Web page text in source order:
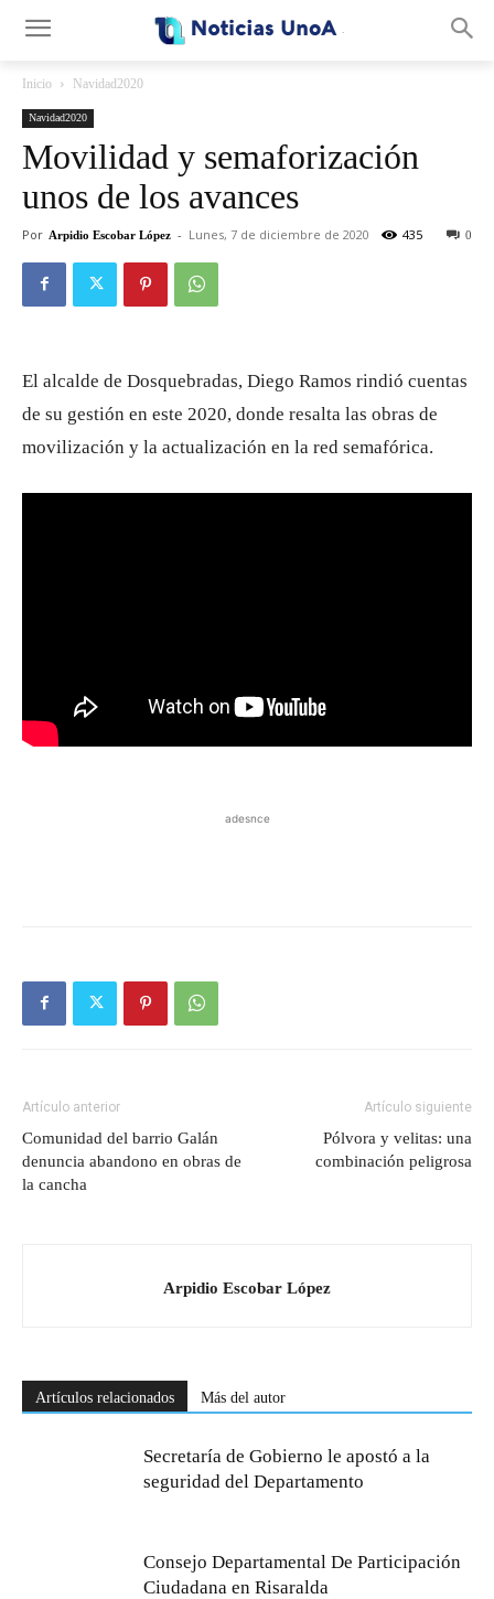
Inicio Navidad2020
Navidad2020
Movilidad y semaforización
unos de los avances
Por Arpidio Escobar López - Lunes, 7 de diciembre de 2020 0
435
El alcalde de Dosquebradas, Diego Ramos rindió cuentas
de su gestión en este 2020, donde resalta las obras de
movilización y la actualización en la red semafórica.
adesnce
Artículo anterior
Comunidad del barrio Galán
denuncia abandono en obras de
la cancha
Artículo siguiente
Pólvora y velitas: una
combinación peligrosa
Arpidio Escobar López
Artículos relacionados Más del autor
Secretaría de Gobierno le apostó a la
seguridad del Departamento
Consejo Departamental De Participación
Ciudadana en Risaralda